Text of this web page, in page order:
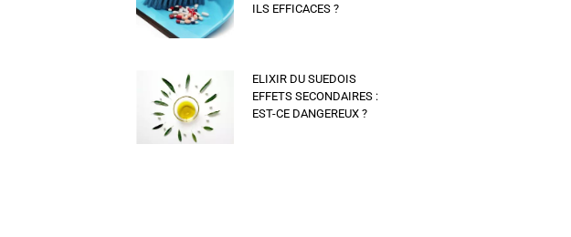
ILS EFFICACES ?
ELIXIR DU SUEDOIS
EFFETS SECONDAIRES :
EST-CE DANGEREUX ?